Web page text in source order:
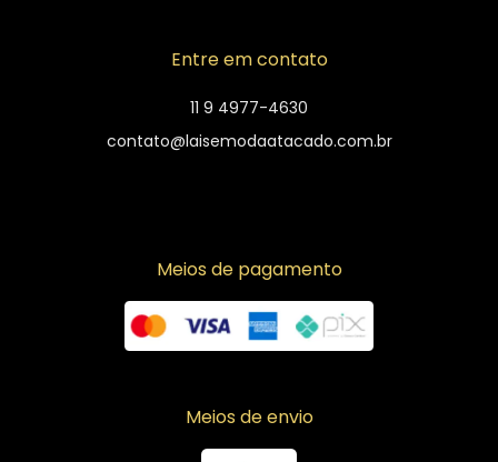
Entre em contato
11 9 4977-4630
contato@laisemodaatacado.com.br
Meios de pagamento
Meios de envio